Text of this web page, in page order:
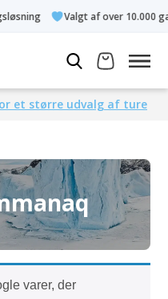
Valgt af over 10.000
et større udvalg af ture
varer, der